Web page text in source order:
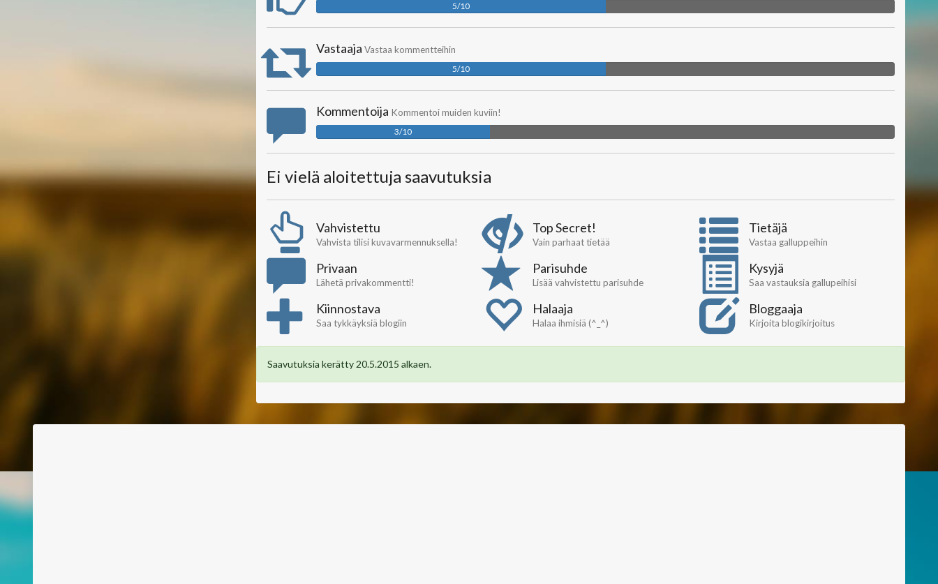
5/10
Vastaaja Vastaa kommentteihin
5/10
Kommentoija Kommentoi muiden kuviin!
3/10
Ei vielä aloitettuja saavutuksia
Vahvistettu
Vahvista tilisi kuvavarmennuksella!
Top Secret!
Vain parhaat tietää
Tietäjä
Vastaa galluppeihin
Privaan
Lähetä privakommentti!
Parisuhde
Lisää vahvistettu parisuhde
Kysyjä
Saa vastauksia gallupeihisi
Kiinnostava
Saa tykkäyksiä blogiin
Halaaja
Halaa ihmisiä (^_^)
Bloggaaja
Kirjoita blogikirjoitus
Saavutuksia kerätty 20.5.2015 alkaen.